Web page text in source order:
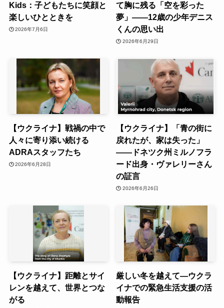
Kids：子どもたちに笑顔と
楽しいひとときを
2026年7月6日
て胸に残る「空を彩った
夢」――12歳の少年デニス
くんの思い出
2026年6月29日
【ウクライナ】戦禍の中で
人々に寄り添い続ける
ADRAスタッフたち
2026年6月28日
【ウクライナ】「青の街に
戻れたが、家は失った」
――ドネツク州ミルノフラ
ード出身・ヴァレリーさん
の証言
2026年6月26日
【ウクライナ】距離とサイ
レンを越えて、世界とつな
がる
厳しい冬を越えて―ウクラ
イナでの緊急生活支援の活
動報告